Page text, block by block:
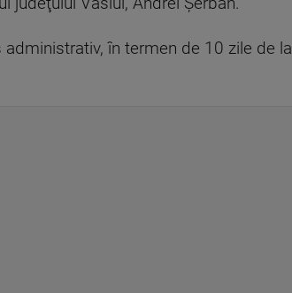
în termen de 10 zile de la